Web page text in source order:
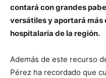
contará con grandes
versátiles y aportará más
hospitalaria de la región.
Además de este recurso
Pérez ha recordado que